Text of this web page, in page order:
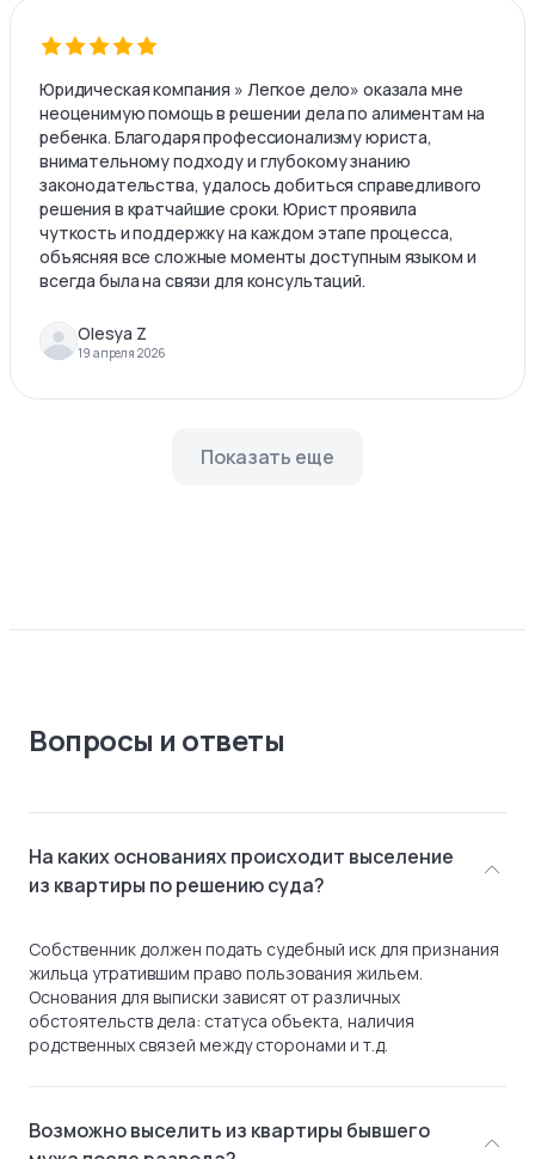
Юридическая компания » Легкое дело» оказала мне
неоценимую помощь в решении дела по алиментам на
ребенка. Благодаря профессионализму юриста,
внимательному подходу и глубокому знанию
законодательства, удалось добиться справедливого
решения в кратчайшие сроки. Юрист проявила
чуткость и поддержку на каждом этапе процесса,
объясняя все сложные моменты доступным языком и
всегда была на связи для консультаций.
Olesya Z
19 апреля 2026
Показать еще
Вопросы и ответы
На каких основаниях происходит выселение
из квартиры по решению суда?
Собственник должен подать судебный иск для признания
жильца утратившим право пользования жильем.
Основания для выписки зависят от различных
обстоятельств дела: статуса объекта, наличия
родственных связей между сторонами и т.д.
Возможно выселить из квартиры бывшего